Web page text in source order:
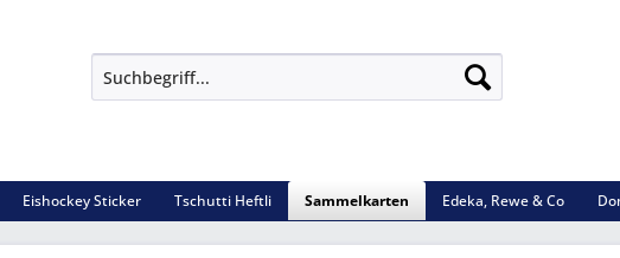
Eishockey Sticker Tschutti Heftli Sammelkarten Edeka, Rewe & Co